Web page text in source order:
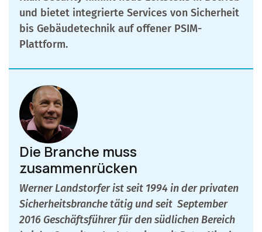
und bietet integrierte Services von Sicherheit
bis Gebäudetechnik auf offener PSIM-
Plattform.
Die Branche muss
zusammenrücken
Werner Landstorfer ist seit 1994 in der privaten
Sicherheitsbranche tätig und seit September
2016 Geschäftsführer für den südlichen Bereich